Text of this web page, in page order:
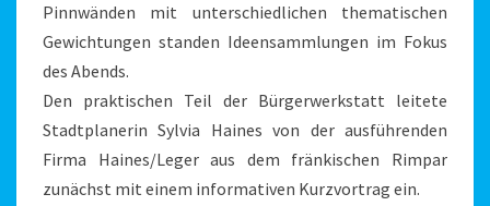
Pinnwänden mit unterschiedlichen thematischen
Gewichtungen standen Ideensammlungen im Fokus
des Abends.
Den praktischen Teil der Bürgerwerkstatt leitete
Stadtplanerin Sylvia Haines von der ausführenden
Firma Haines/Leger aus dem fränkischen Rimpar
zunächst mit einem informativen Kurzvortrag ein.